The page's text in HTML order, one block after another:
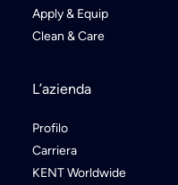
Apply & Equip
Clean & Care
L’azienda
Profilo
Carriera
KENT Worldwide